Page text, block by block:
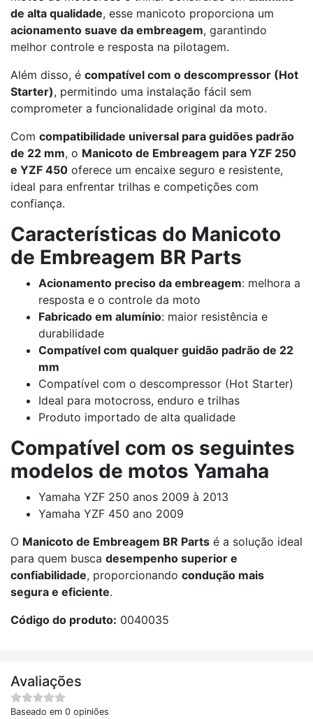
de alta qualidade, esse manicoto proporciona um
acionamento suave da embreagem, garantindo
melhor controle e resposta na pilotagem.
Além disso, é compatível com o descompressor (Hot
Starter), permitindo uma instalação fácil sem
comprometer a funcionalidade original da moto.
Com compatibilidade universal para guidões padrão
de 22 mm, o Manicoto de Embreagem para YZF 250
e YZF 450 oferece um encaixe seguro e resistente,
ideal para enfrentar trilhas e competições com
confiança.
Características do Manicoto
de Embreagem BR Parts
Acionamento preciso da embreagem: melhora a
resposta e o controle da moto
Fabricado em alumínio: maior resistência e
durabilidade
Compatível com qualquer guidão padrão de 22
mm
Compatível com o descompressor (Hot Starter)
Ideal para motocross, enduro e trilhas
Produto importado de alta qualidade
Compatível com os seguintes
modelos de motos Yamaha
Yamaha YZF 250 anos 2009 à 2013
Yamaha YZF 450 ano 2009
O Manicoto de Embreagem BR Parts é a solução ideal
para quem busca desempenho superior e
confiabilidade, proporcionando condução mais
segura e eficiente.
Código do produto: 0040035
Avaliações
Baseado em 0 opiniões